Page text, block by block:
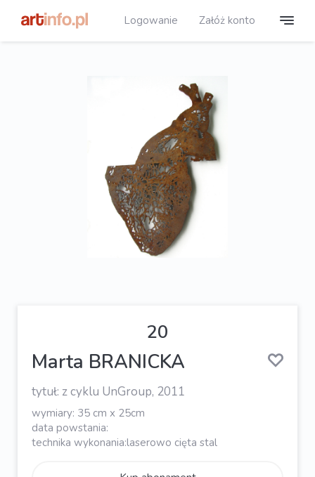
Logowanie Załóż konto
20
Marta BRANICKA
tytuł: z cyklu UnGroup, 2011
wymiary: 35 cm x 25cm
data powstania:
technika wykonania:laserowo cięta stal